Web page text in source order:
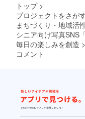
トップ >
プロジェクトをさが
まちづくり・地域活
シニア向け写真SNS
毎日の楽しみを創造 >
コメント